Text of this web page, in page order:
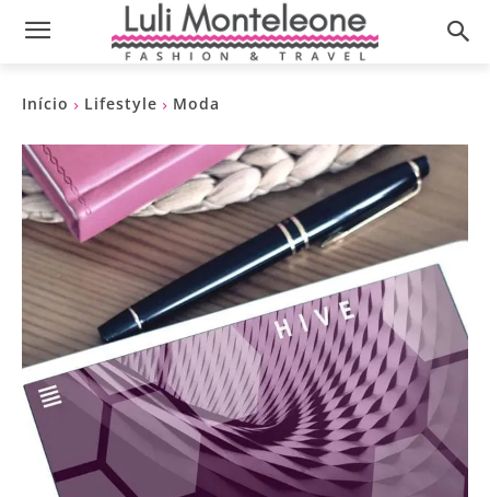
Início Lifestyle Moda